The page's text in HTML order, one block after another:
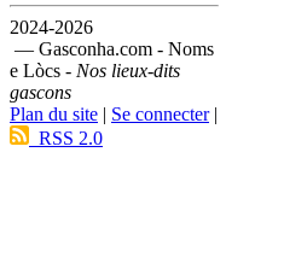
2024-2026
— Gasconha.com - Noms
e Lòcs - Nos lieux-dits
gascons
Plan du site | Se connecter|
RSS 2.0